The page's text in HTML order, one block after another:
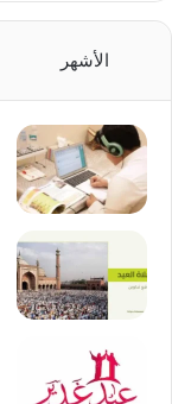
الأشهر